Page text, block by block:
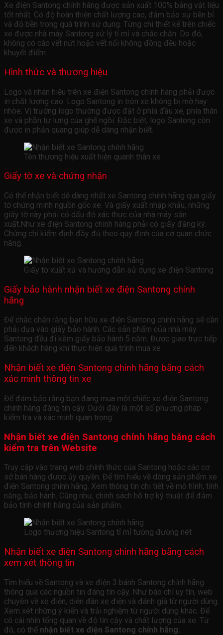
Xe điện Santong chính hãng được sản xuất 100% bằng vật liệu
tốt nhất. Có độ hoàn thiện chất lượng cao, đảm bảo sự bền bỉ
và độ bền trong quá trình sử dụng. Từng chi thiết kế trên chiếc
xe được nhà máy Santong xử lý tỉ mỉ và chắc chắn. Do đó,
không có các vết nứt hoặc vết nối không đồng đều hoặc
khuyết điểm.
Hình thức và thương hiệu
Logo và nhãn hiệu trên xe điện Santong chính hãng phải được
in chất lượng cao. Logo Santong in trên xe không bị mờ hay
nhòe. Vị trường logo thường được đặt ở phía đầu xe, phía thân
xe và phần tự lưng của ghế ngồi. Đặc biệt, logo Santong còn
được in phản quang giúp dễ dàng nhận biết.
Tên thương hiệu xuất hiện quanh thân xe
Giấy tờ xe và chứng nhận
Có thể nhận biết dễ dàng nhất xe Santong chính hãng qua giấy
tờ chứng minh nguồn gốc xe. Và giấy xuất nhập khẩu, những
giấy tờ này phải có dấu đỏ xác thực của nhà máy sản
xuất.Như xe điện Santong chính hãng phải có giấy đăng ký.
Chứng chỉ kiểm định đầy đủ theo quy định của cơ quan chức
năng.
Giấy tờ xuất xứ và hướng dẫn sử dụng xe điện Santong
Giấy bảo hành nhận biết xe điện Santong chính
hãng
Để chắc chắn rằng bạn hữu xe điện Santong chính hãng sẽ cần
phải dựa vào giấy bảo hành. Các sản phẩm của nhà máy
Santong đều đi kèm giấy bảo hành 5 năm. Được giao trực tiếp
đến khách hàng khi thực hiện quá trình mua xe
Nhận biết xe điện Santong chính hãng bằng cách
xác minh thông tin xe
Để đảm bảo rằng bạn đang mua một chiếc xe điện Santong
chính hãng đáng tin cậy. Dưới đây là một số phương pháp
kiểm tra và xác minh quan trọng:
Nhận biết xe điện Santong chính hãng bằng cách
kiểm tra trên Website
Truy cập vào trang web chính thức của Santong hoặc các cơ
sở bán hàng được ủy quyền. Để tìm hiểu về dòng sản phẩm xe
điện Santong chính hãng. Xem thông tin chi tiết về mô hình, tính
năng, bảo hành. Cũng như, chính sách hỗ trợ kỹ thuật để đảm
bảo tính chính hãng của sản phẩm.
Logo thương hiệu Santong tỉ mỉ tường đường nét
Nhận biết xe điện Santong chính hãng bằng cách
xem xét thông tin
Tìm hiểu về Santong và xe điện 3 bánh Santong chính hãng
thông qua các nguồn tin đáng tin cậy. Như báo chí uy tín, web
chuyên về xe điện, diễn đàn xe điện và đánh giá từ người dùng.
Xem xét những ý kiến và trải nghiệm từ người dùng khác. Để
có cái nhìn tổng quan về độ tin cậy và chất lượng của xe. Từ
đó, có thể nhận biết xe điện Santong chính hãng.